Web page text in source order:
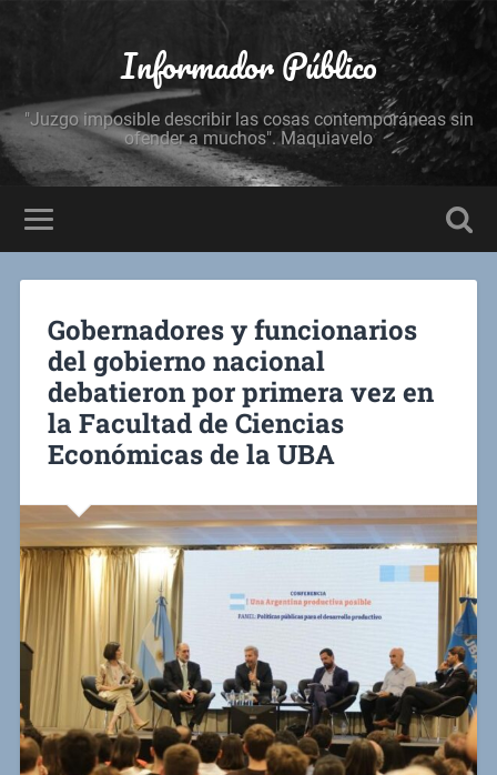
Informador Público
"Juzgo imposible describir las cosas contemporáneas sin
ofender a muchos". Maquiavelo
Gobernadores y funcionarios
del gobierno nacional
debatieron por primera vez en
la Facultad de Ciencias
Económicas de la UBA